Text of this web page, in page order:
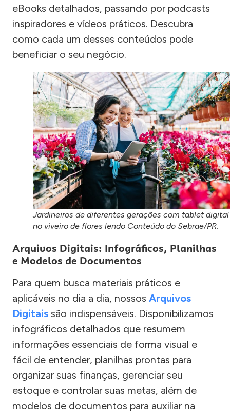
eBooks detalhados, passando por podcasts
inspiradores e vídeos práticos. Descubra
como cada um desses conteúdos pode
beneficiar o seu negócio.
Jardineiros de diferentes gerações com tablet digital
no viveiro de flores lendo Conteúdo do Sebrae/PR.
Arquivos Digitais: Infográficos, Planilhas
e Modelos de Documentos
Para quem busca materiais práticos e
aplicáveis no dia a dia, nossos Arquivos
Digitais são indispensáveis. Disponibilizamos
infográficos detalhados que resumem
informações essenciais de forma visual e
fácil de entender, planilhas prontas para
organizar suas finanças, gerenciar seu
estoque e controlar suas metas, além de
modelos de documentos para auxiliar na